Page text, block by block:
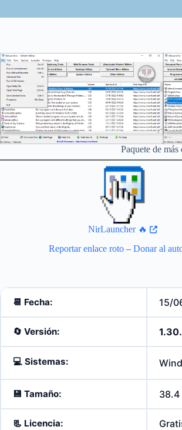
Paquete de
NirLauncher 🔥
Reportar enlace roto– Donar al
📆 Fecha: 15/
🔄️ Versión:
💻 Sistemas:
💾 Tamaño: 38.4
📃 Licencia: